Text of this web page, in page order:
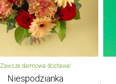
Zawsze darmowa dostawa!
Niespodzianka